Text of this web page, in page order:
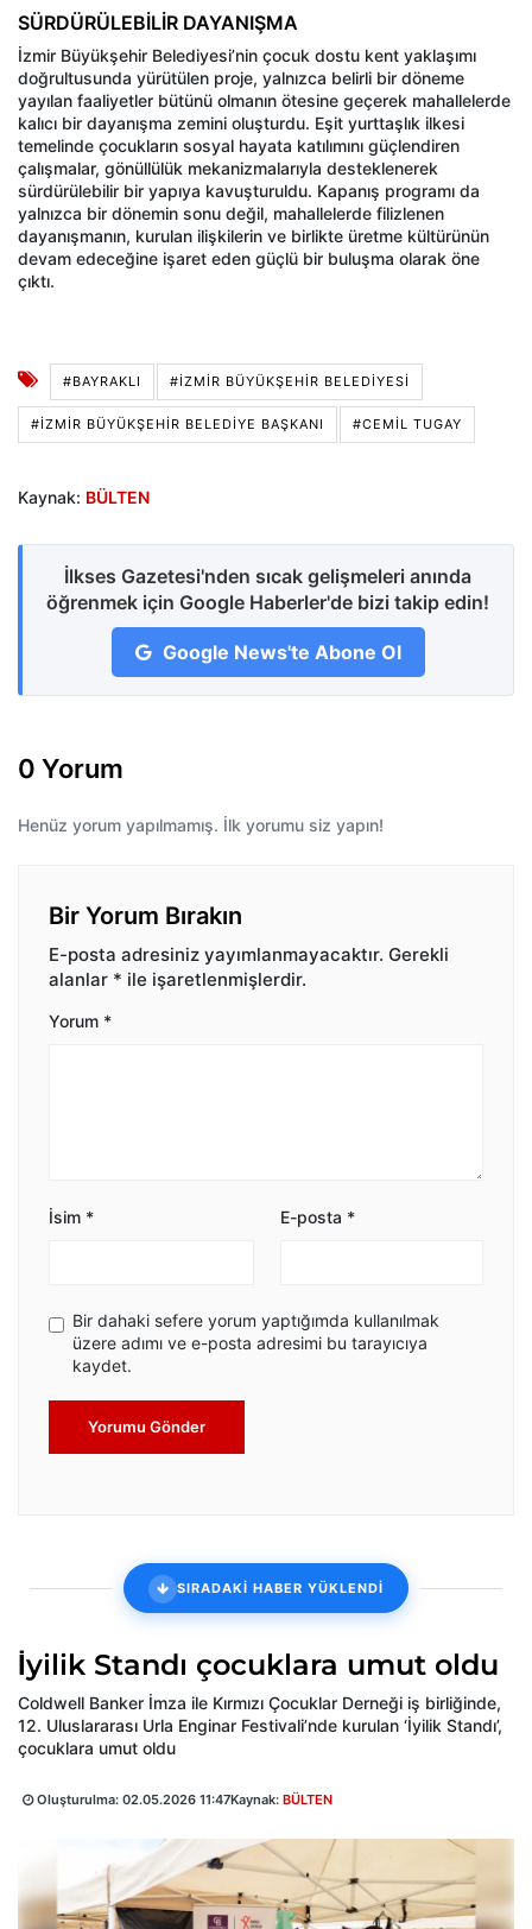
SÜRDÜRÜLEBİLİR DAYANIŞMA
İzmir Büyükşehir Belediyesi’nin çocuk dostu kent yaklaşımı
doğrultusunda yürütülen proje, yalnızca belirli bir döneme
yayılan faaliyetler bütünü olmanın ötesine geçerek mahallelerde
kalıcı bir dayanışma zemini oluşturdu. Eşit yurttaşlık ilkesi
temelinde çocukların sosyal hayata katılımını güçlendiren
çalışmalar, gönüllülük mekanizmalarıyla desteklenerek
sürdürülebilir bir yapıya kavuşturuldu. Kapanış programı da
yalnızca bir dönemin sonu değil, mahallelerde filizlenen
dayanışmanın, kurulan ilişkilerin ve birlikte üretme kültürünün
devam edeceğine işaret eden güçlü bir buluşma olarak öne
çıktı.
#BAYRAKLI #İZMIR BÜYÜKŞEHIR BELEDIYESI
#İZMIR BÜYÜKŞEHIR BELEDIYE BAŞKANI #CEMIL TUGAY
Kaynak: BÜLTEN
İlkses Gazetesi'nden sıcak gelişmeleri anında
öğrenmek için Google Haberler'de bizi takip edin!
Google News'te Abone Ol
0 Yorum
Henüz yorum yapılmamış. İlk yorumu siz yapın!
Bir Yorum Bırakın
E-posta adresiniz yayımlanmayacaktır. Gerekli
alanlar * ile işaretlenmişlerdir.
Yorum *
İsim * E-posta *
Bir dahaki sefere yorum yaptığımda kullanılmak
üzere adımı ve e-posta adresimi bu tarayıcıya
kaydet.
Yorumu Gönder
SIRADAKİ HABER YÜKLENDİ
İyilik Standı çocuklara umut oldu
Coldwell Banker İmza ile Kırmızı Çocuklar Derneği iş birliğinde,
12. Uluslararası Urla Enginar Festivali’nde kurulan ‘İyilik Standı’,
çocuklara umut oldu
Oluşturulma: 02.05.2026 11:47Kaynak: BÜLTEN